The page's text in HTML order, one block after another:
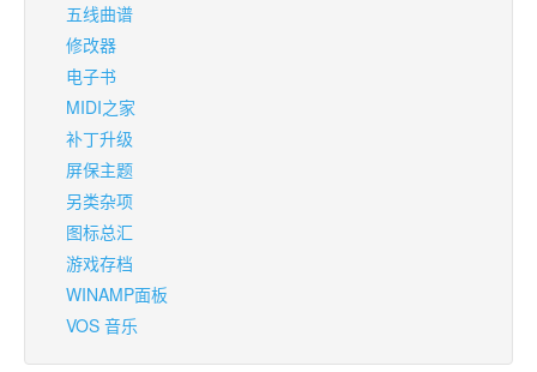
五线曲谱
修改器
电子书
MIDI之家
补丁升级
屏保主题
另类杂项
图标总汇
游戏存档
WINAMP面板
VOS 音乐